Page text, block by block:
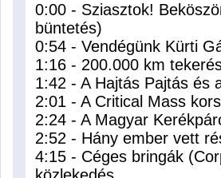
0:00 - Sziasztok!
büntetés)
0:54 - Vendégünk Kürti
1:16 - 200.000 km
1:42 - A Hajtás Pajtás és
2:01 - A Critical Mass
2:24 - A Magyar
2:52 - Hány ember vett
4:15 - Céges bringák